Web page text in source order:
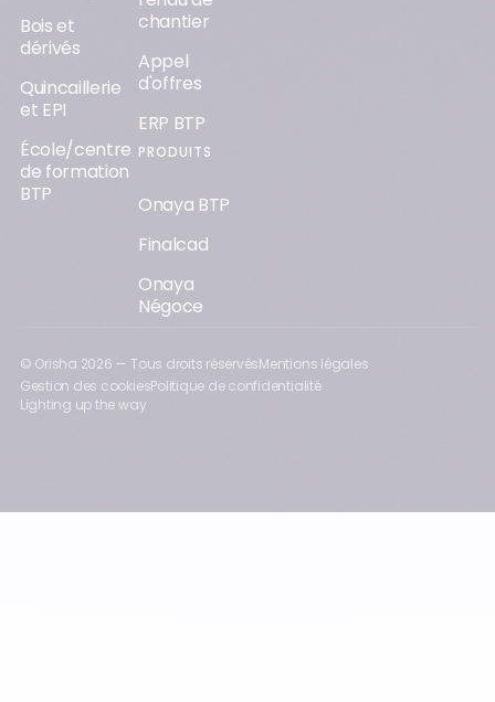
Bois et
dérivés
Quincaillerie
et EPI
École/centre
de formation
BTP
chantier
Appel
d'offres
ERP BTP
PRODUITS
Onaya BTP
Finalcad
Onaya
Négoce
© Orisha 2026 — Tous droits réservésMentions légales
Gestion des cookiesPolitique de confidentialité
Lighting up the way